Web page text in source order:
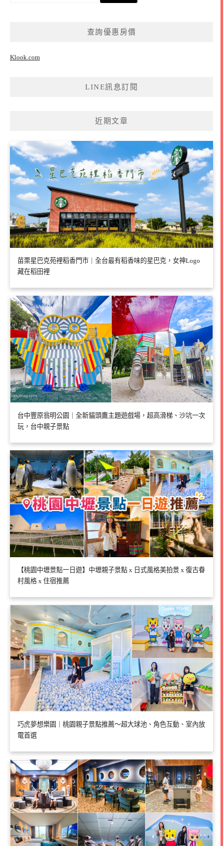
查詢優惠房價
Klook.com
LINE訊息訂閱
近期文章
苗栗星巴克苑裡稻香門市｜全台最有稻香味的星巴克，女神Logo
藏在稻田裡
台中豐原翁明公園｜全新貓頭鷹主題遊戲場，超高滑梯、沙坑一次
玩，台中親子景點
【桃園中壢景點一日遊】中壢親子景點 x 日式風格美拍景 x 復古眷
村風格 x 住宿推薦
巧虎夢想樂園｜桃園親子景點推薦～超大球池、角色互動、室內放
電首選